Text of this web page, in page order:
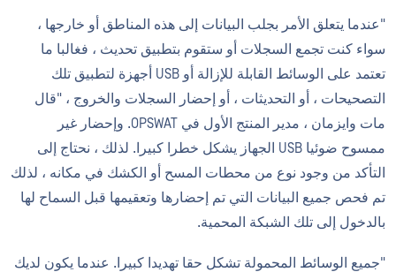
"عندما يتعلق الأمر بجلب البيانات إلى هذه المناطق أو خارجها ،
سواء كنت تجمع السجلات أو ستقوم بتطبيق تحديث ، فغالبا ما
تعتمد على الوسائط القابلة للإزالة أو USB أجهزة لتطبيق تلك
التصحيحات ، أو التحديثات ، أو إحضار السجلات والخروج ، "قال
مات وايزمان ، مدير المنتج الأول في OPSWAT. وإحضار غير
ممسوح ضوئيا USB الجهاز يشكل خطرا كبيرا. لذلك ، نحتاج إلى
التأكد من وجود نوع من محطات المسح أو الكشك في مكانه ، لذلك
تم فحص جميع البيانات التي تم إحضارها وتعقيمها قبل السماح لها
بالدخول إلى تلك الشبكة المحمية.
"جميع الوسائط المحمولة تشكل حقا تهديدا كبيرا. عندما يكون لديك